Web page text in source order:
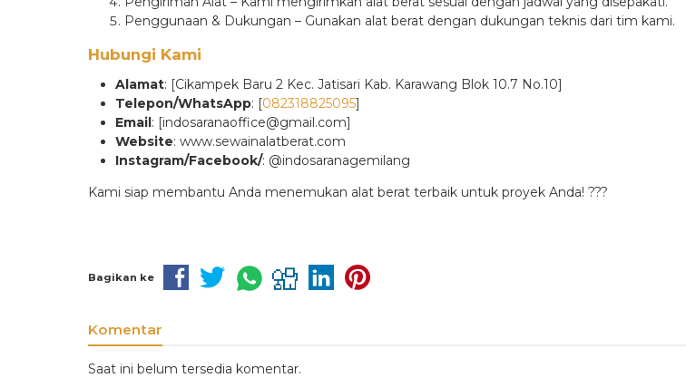
Penggunaan & Dukungan – Gunakan alat berat dengan dukungan teknis dari tim kami.
Hubungi Kami
Alamat: [Cikampek Baru 2 Kec. Jatisari Kab. Karawang Blok 10.7 No.10]
Telepon/WhatsApp: [082318825095]
Email: [indosaranaoffice@gmail.com]
Website: www.sewainalatberat.com
Instagram/Facebook/: @indosaranagemilang
Kami siap membantu Anda menemukan alat berat terbaik untuk proyek Anda! ???
Bagikan ke
Komentar
Saat ini belum tersedia komentar.